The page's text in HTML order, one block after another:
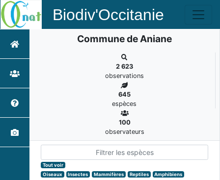
Biodiv'Occitanie
Commune de Aniane
2 623
observations
645
espèces
100
observateurs
Tout voir
Oiseaux
Insectes Mammifères Reptiles
Amphibiens